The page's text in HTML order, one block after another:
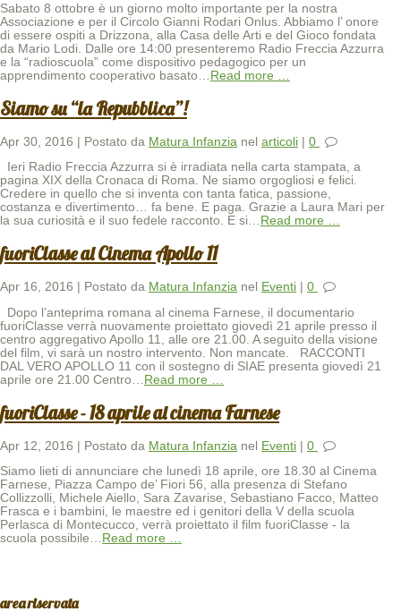
Sabato 8 ottobre è un giorno molto importante per la nostra
Associazione e per il Circolo Gianni Rodari Onlus. Abbiamo l’ onore
di essere ospiti a Drizzona, alla Casa delle Arti e del Gioco fondata
da Mario Lodi. Dalle ore 14:00 presenteremo Radio Freccia Azzurra
e la “radioscuola” come dispositivo pedagogico per un
apprendimento cooperativo basato
Read more …
Siamo su “la Repubblica”!
Apr 30, 2016 | Postato da Matura Infanzia nel articoli
0
Ieri Radio Freccia Azzurra si è irradiata nella carta stampata, a
pagina XIX della Cronaca di Roma. Ne siamo orgogliosi e felici.
Credere in quello che si inventa con tanta fatica, passione,
costanza e divertimento… fa bene. E paga. Grazie a Laura Mari per
la sua curiosità e il suo fedele racconto. E si… Read more …
fuoriClasse al Cinema Apollo 11
Apr 16, 2016 | Postato da Matura Infanzia nel Eventi
0
Dopo l’anteprima romana al cinema Farnese, il documentario
fuoriClasse verrà nuovamente proiettato giovedì 21 aprile presso il
centro aggregativo Apollo 11, alle ore 21.00. A seguito della visione
del film, vi sarà un nostro intervento. Non mancate. RACCONTI
DAL VERO APOLLO 11 con il sostegno di SIAE presenta giovedì 21
aprile ore 21.00 Centro
Read more …
fuoriClasse - 18 aprile al cinema Farnese
Apr 12, 2016 | Postato da Matura Infanzia nel Eventi | 0
Siamo lieti di annunciare che lunedì 18 aprile, ore 18.30 al Cinema
Farnese, Piazza Campo de’ Fiori 56, alla presenza di Stefano
Collizzolli, Michele Aiello, Sara Zavarise, Sebastiano Facco, Matteo
Frasca e i bambini, le maestre ed i genitori della V della scuola
Perlasca di Montecucco, verrà proiettato il film fuoriClasse - la
scuola possibile … Read more …
area riservata